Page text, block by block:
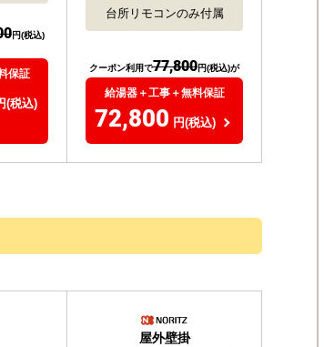
円(税込)
保証
(税込)
台所リモコンのみ付属
クーポン利用で77,800円(税込)が
給湯器＋工事＋無料保証
72,800 円(税込)
屋外壁掛